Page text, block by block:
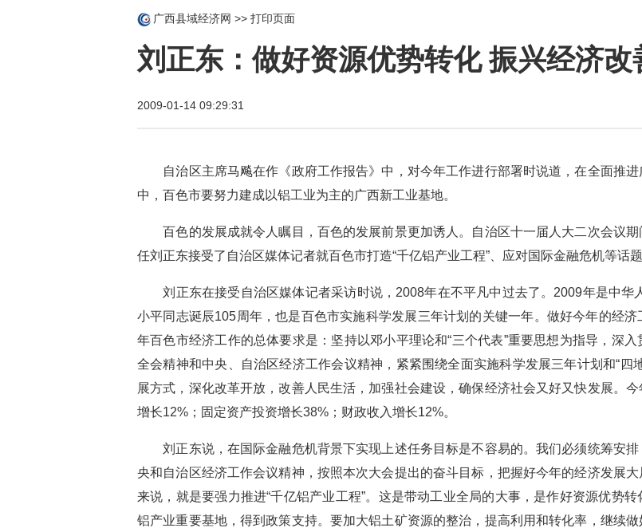
广西县域经济网 >> 打印页面
刘正东：做好资源优势转化 振兴经济改
2009-01-14 09:29:31
自治区主席马飚在作《政府工作报告》中，对今年工作进行部署时说道，在全面推进
中，百色市要努力建成以铝工业为主的广西新工业基地。
百色的发展成就令人瞩目，百色的发展前景更加诱人。自治区十一届人大二次会议期
任刘正东接受了自治区媒体记者就百色市打造“千亿铝产业工程”、应对国际金融危机等话题
刘正东在接受自治区媒体记者采访时说，2008年在不平凡中过去了。2009年是中华
小平同志诞辰105周年，也是百色市实施科学发展三年计划的关键一年。做好今年的经
年百色市经济工作的总体要求是：坚持以邓小平理论和“三个代表”重要思想为指导，深
全会精神和中央、自治区经济工作会议精神，紧紧围绕全面实施科学发展三年计划和“四
展方式，深化改革开放，改善人民生活，加强社会建设，确保经济社会又好又快发展。
增长12%；固定资产投资增长38%；财政收入增长12%。
刘正东说，在国际金融危机背景下实现上述任务目标是不容易的。我们必须统筹安排
央和自治区经济工作会议精神，按照本次大会提出的奋斗目标，把握好今年的经济发展
来说，就是要强力推进“千亿铝产业工程”。这是带动工业全局的大事，是作好资源优势
铝产业重要基地，得到政策支持。要加大铝土矿资源的整治，提高利用和转化率，继续